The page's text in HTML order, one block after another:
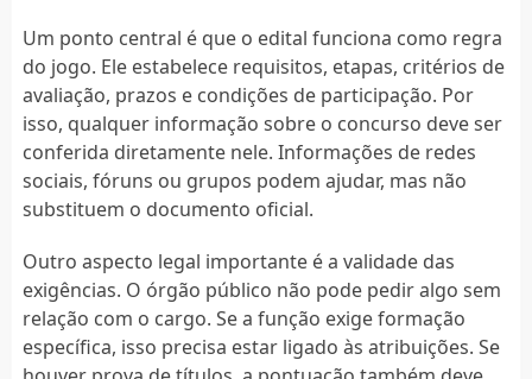
Um ponto central é que o edital funciona como regra
do jogo. Ele estabelece requisitos, etapas, critérios de
avaliação, prazos e condições de participação. Por
isso, qualquer informação sobre o concurso deve ser
conferida diretamente nele. Informações de redes
sociais, fóruns ou grupos podem ajudar, mas não
substituem o documento oficial.
Outro aspecto legal importante é a validade das
exigências. O órgão público não pode pedir algo sem
relação com o cargo. Se a função exige formação
específica, isso precisa estar ligado às atribuições. Se